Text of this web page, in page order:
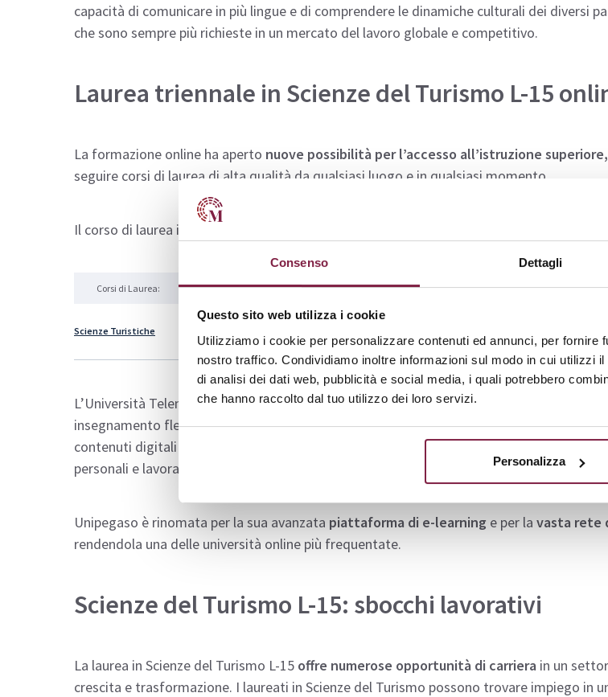
Consenso Dettagli
Questo sito web utilizza i cookie
Utilizziamo i cookie per personalizzare contenuti ed annunci, per fornire
nostro traffico. Condividiamo inoltre informazioni sul modo in cui utilizzi
di analisi dei dati web, pubblicità e social media, i quali potrebbero
che hanno raccolto dal tuo utilizzo dei loro servizi.
Personalizza
capacità di comunicare in più lingue e di comprendere le dinamiche culturali dei diversi
che sono sempre più richieste in un mercato del lavoro globale e competitivo.
Laurea triennale in Scienze del Turismo L-15
La formazione online ha aperto nuove possibilità per l’accesso all’istruzione superiore,
seguire corsi di laurea di alta qualità da qualsiasi luogo e in qualsiasi momento.
Il corso di laurea in Scienze del Turismo è presente anche presso l’
Corsi di Laurea: Tipologia: Area: Ateneo: Costo:
Scienze Turistiche
Verifica costo agevolato
L’Università Telematica Pegaso offrecorsi di laurea riconosciuti dal MIUR
insegnamento flessibile adatta sia a studenti fuori sede sia a professionisti. Grazie a
contenuti digitali accessibili h24, gli studenti possono organizzare il proprio studio in base
personali e lavorative, mirando a completare i 180 CFU necessari per la laurea triennale.
Unipegaso è rinomata per la sua avanzata piattaforma di e-learning e per la vasta rete
rendendola una delle università online più frequentate.
Scienze del Turismo L-15: sbocchi lavorativi
La laurea in Scienze del Turismo L-15 offre numerose opportunità di carriera in un
crescita e trasformazione. I laureati in Scienze del Turismo possono trovare impiego in